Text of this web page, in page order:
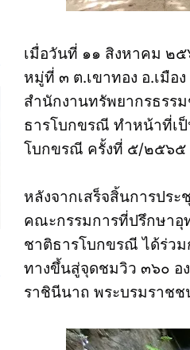
เมื่อวันที่ ๑๑ สิงหาคม ๒
หมู่ที่ ๓ ต.เขาทอง อ.เมือ
สำนักงานทรัพยากรธรร
ธารโบกขรณี ทำหน้าที่เ
โบกขรณี ครั้งที่ ๕/๒๕๖๕
หลังจากเสร็จสิ้นการปร
คณะกรรมการที่ปรึกษาอุ
ชาติธารโบกขรณี ได้ร่วม
ทางขึ้นสู่จุดชมวิว ๓๖๐ อง
ราชินีนาถ พระบรมราช